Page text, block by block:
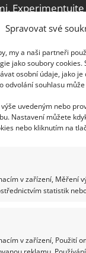
Spravovat své
my a naši partneři
jako soubory
osobní údaje, jako
odvolání souhlasu
uvedeným nebo
Nastavení můžete
nebo kliknutím na
v zařízení, Měření
statistik
v zařízení, Použití
reklamu,
maso.